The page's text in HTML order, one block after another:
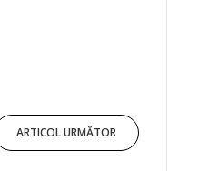
ARTICOL URMĂTOR